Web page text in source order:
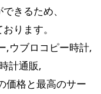
きるため、
ります。
,ウブロコピー時計,
計通販,
価格と最高のサー